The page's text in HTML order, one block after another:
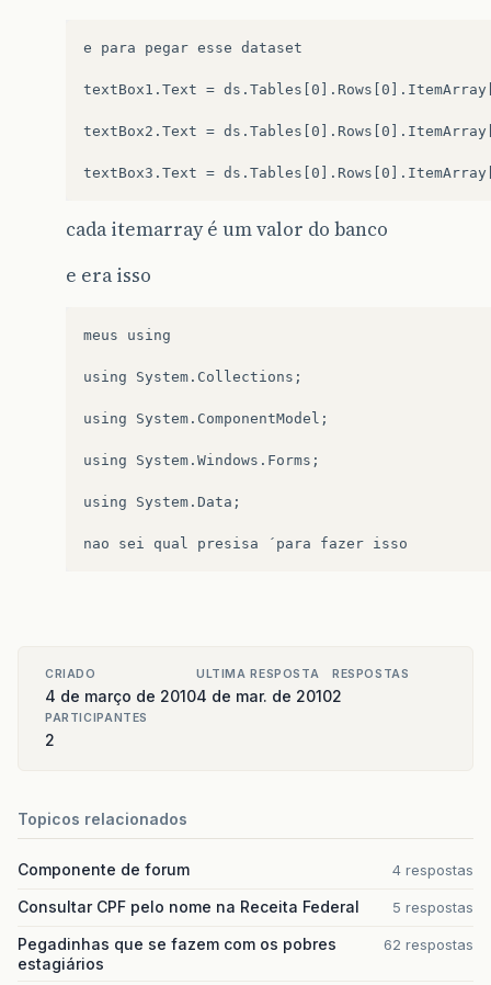
e para pegar esse dataset
textBox1.Text =
textBox2.Text =
cada itemarray é um valor do banco
e era isso
meus using
using System.Collections;
using System.ComponentModel;
using System.Windows.Forms;
using System.Data;
CRIADO
4 de março de 2010
ULTIMA RESPOSTA
4 de mar. de 2010
RESPOSTAS
2
PARTICIPANTES
2
Topicos relacionados
Componente de forum 4 respostas
Consultar CPF pelo nome na Receita Federal 5 respostas
Pegadinhas que se fazem com os pobres
estagiários
62 respostas